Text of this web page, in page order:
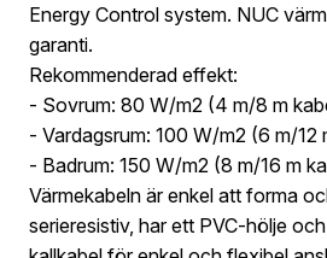
Energy Control system. NUC
garanti.
Rekommenderad effekt:
- Sovrum: 80 W/m2 (4 m/8 m
- Vardagsrum: 100 W/m2 (6 m/12
- Badrum: 150 W/m2 (8 m/16 m
Värmekabeln är enkel att forma
serieresistiv, har ett PVC-hölje